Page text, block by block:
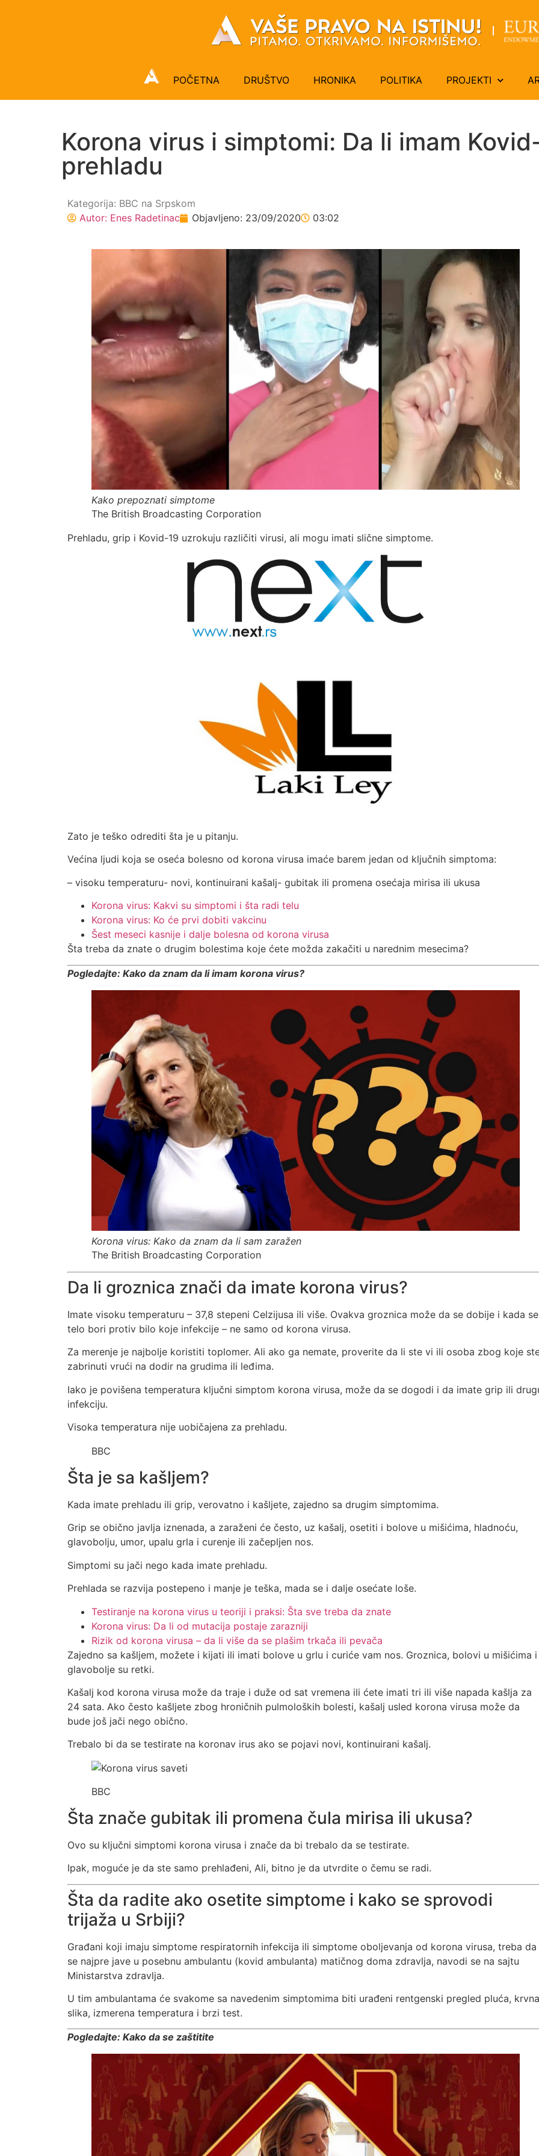
POČETNA DRUŠTVO HRONIKA POLITIKA PROJEKTI
Korona virus i simptomi: Da li imam
prehladu
Kategorija: BBC na Srpskom
Autor: Enes Radetinac Objavljeno: 23/09/2020 03:02
Kako prepoznati simptome
The British Broadcasting Corporation
Prehladu, grip i Kovid-19 uzrokuju različiti virusi, ali mogu imati slične simptome.
Zato je teško odrediti šta je u pitanju.
Većina ljudi koja se oseća bolesno od korona virusa imaće barem jedan od ključnih simptoma:
– visoku temperaturu- novi, kontinuirani kašalj- gubitak ili promena osećaja mirisa ili ukusa
Korona virus: Kakvi su simptomi i šta radi telu
Korona virus: Ko će prvi dobiti vakcinu
Šest meseci kasnije i dalje bolesna od korona virusa
Šta treba da znate o drugim bolestima koje ćete možda zakačiti u narednim mesecima?
Pogledajte: Kako da znam da li imam korona virus?
Korona virus: Kako da znam da li sam zaražen
The British Broadcasting Corporation
Da li groznica znači da imate korona virus?
Imate visoku temperaturu – 37,8 stepeni Celzijusa ili više. Ovakva groznica može da se dobije i kada se
telo bori protiv bilo koje infekcije – ne samo od korona virusa.
Za merenje je najbolje koristiti toplomer. Ali ako ga nemate, proverite da li ste vi ili osoba zbog koje
zabrinuti vrući na dodir na grudima ili leđima.
Iako je povišena temperatura ključni simptom korona virusa, može da se dogodi i da imate grip ili
infekciju.
Visoka temperatura nije uobičajena za prehladu.
BBC
Šta je sa kašljem?
Kada imate prehladu ili grip, verovatno i kašljete, zajedno sa drugim simptomima.
Grip se obično javlja iznenada, a zaraženi će često, uz kašalj, osetiti i bolove u mišićima, hladnoću,
glavobolju, umor, upalu grla i curenje ili začepljen nos.
Simptomi su jači nego kada imate prehladu.
Prehlada se razvija postepeno i manje je teška, mada se i dalje osećate loše.
Testiranje na korona virus u teoriji i praksi: Šta sve treba da znate
Korona virus: Da li od mutacija postaje zarazniji
Rizik od korona virusa – da li više da se plašim trkača ili pevača
Zajedno sa kašljem, možete i kijati ili imati bolove u grlu i curiće vam nos. Groznica, bolovi u mišićima i
glavobolje su retki.
Kašalj kod korona virusa može da traje i duže od sat vremena ili ćete imati tri ili više napada kašlja za
24 sata. Ako često kašljete zbog hroničnih pulmoloških bolesti, kašalj usled korona virusa može da
bude još jači nego obično.
Trebalo bi da se testirate na koronav irus ako se pojavi novi, kontinuirani kašalj.
BBC
Šta znače gubitak ili promena čula mirisa ili ukusa?
Ovo su ključni simptomi korona virusa i znače da bi trebalo da se testirate.
Ipak, moguće je da ste samo prehlađeni, Ali, bitno je da utvrdite o čemu se radi.
Šta da radite ako osetite simptome i kako se sprovodi
trijaža u Srbiji?
Građani koji imaju simptome respiratornih infekcija ili simptome oboljevanja od korona virusa, treba da
se najpre jave u posebnu ambulantu (kovid ambulanta) matičnog doma zdravlja, navodi se na sajtu
Ministarstva zdravlja.
U tim ambulantama će svakome sa navedenim simptomima biti urađeni rentgenski pregled pluća, krvna
slika, izmerena temperatura i brzi test.
Pogledajte: Kako da se zaštitite